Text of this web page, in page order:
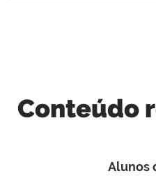
Conteúdo
Alunos